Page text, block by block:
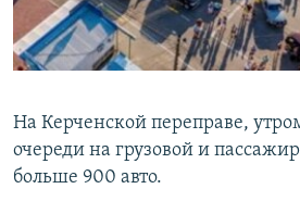
ПОБЕДИТЕЛЕЙ НЕ СУДЯТ?
КРЫМ.НЕПОКОРЕННЫЙ
УКРАИНСКАЯ ПРОБЛЕМА КРЫМА
ПРИСОЕДИНЯЙТЕСЬ!
Все сайты RFE/RL
На Керченской переправе,
очереди на грузовой и
больше 900 авто.